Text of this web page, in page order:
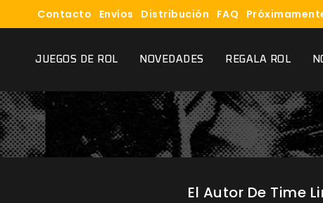
Contacto Envíos Distribución FAQ
JUEGOS DE ROL NOVEDADES REGALA ROL
El Autor De Time